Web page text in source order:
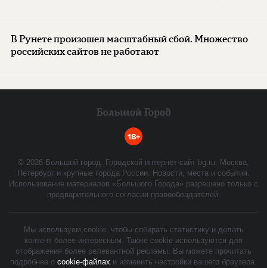
В Рунете произошел масштабный сбой. Множество
российских сайтов не работают
18+
© 2026 Большой город. Городской интернет-сайт bg.ru. Москва,
Петербург и крупные города России. Новости, места и события.
Использование материалов «Большого Города» разрешено только с
предварительного согласия правообладателей.
Мы используем cookie, чтобы собирать статистику и делать
контент более интересным. Также cookie используются для
отображения более релевантной рекламы. Вы можете прочитать
подробнее о cookie-файлах и изменить настройки вашего браузера.